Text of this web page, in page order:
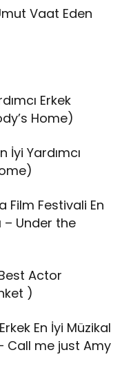
Vaat Eden
Erkek
Home)
İyi Yardımcı
Film Festivali En
– Under the
Actor
)
En İyi Müzikal
Call me just Amy